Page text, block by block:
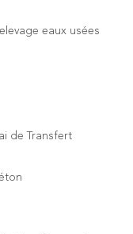
eaux usées
de Transfert